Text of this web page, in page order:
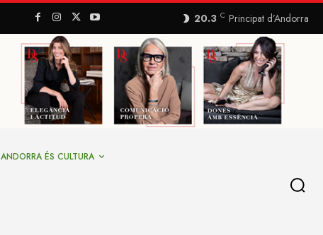
20.3 C Principat d’Andorra
ANDORRA ÉS CULTURA